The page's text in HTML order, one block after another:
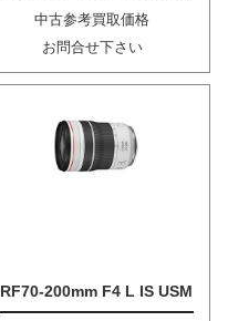
中古参考買取価格
お問合せ下さい
RF70-200mm F4 L IS USM